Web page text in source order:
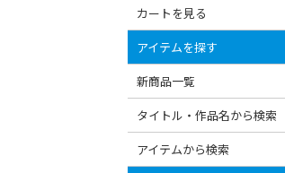
カートを見る
アイテムを探す
新商品一覧
タイトル・作品名から検索
アイテムから検索